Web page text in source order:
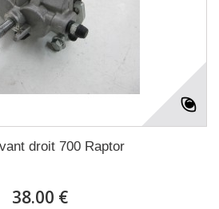
droit 700 Raptor
38.00 €